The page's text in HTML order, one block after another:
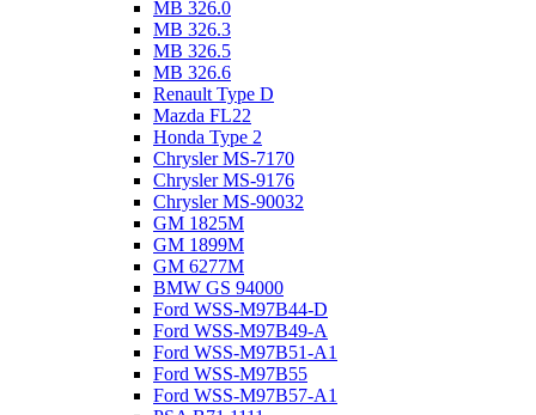
MB 326.0
MB 326.3
MB 326.5
MB 326.6
Renault Type D
Mazda FL22
Honda Type 2
Chrysler MS-7170
Chrysler MS-9176
Chrysler MS-90032
GM 1825M
GM 1899M
GM 6277M
BMW GS 94000
Ford WSS-M97B44-D
Ford WSS-M97B49-A
Ford WSS-M97B51-A1
Ford WSS-M97B55
Ford WSS-M97B57-A1